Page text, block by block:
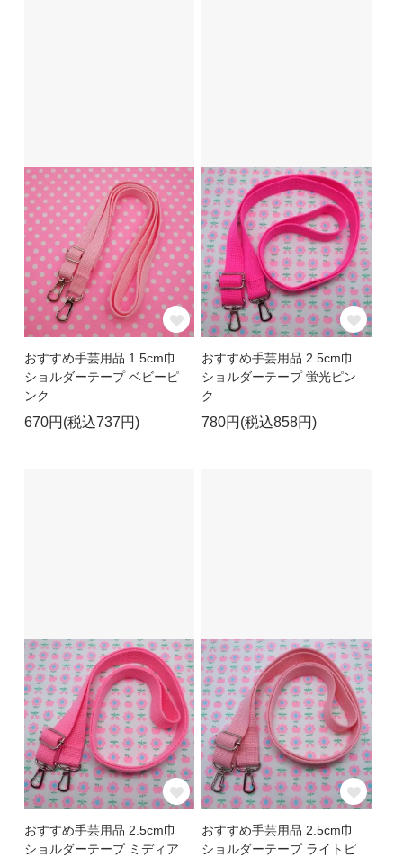
おすすめ手芸用品 1.5cm巾
ショルダーテープ ベビーピ
ンク
670円(税込737円)
おすすめ手芸用品 2.5cm巾
ショルダーテープ 蛍光ピン
ク
780円(税込858円)
おすすめ手芸用品 2.5cm巾
ショルダーテープ ミディア
おすすめ手芸用品 2.5cm巾
ショルダーテープ ライトピ